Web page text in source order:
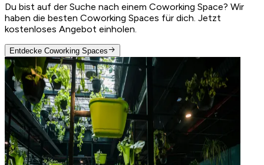
Du bist auf der Suche nach einem Coworking Space? Wir
haben die besten Coworking Spaces für dich. Jetzt
kostenloses Angebot einholen.
Entdecke Coworking Spaces